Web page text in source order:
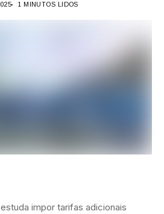
1 MINUTOS LIDOS
estuda impor tarifas adicionais